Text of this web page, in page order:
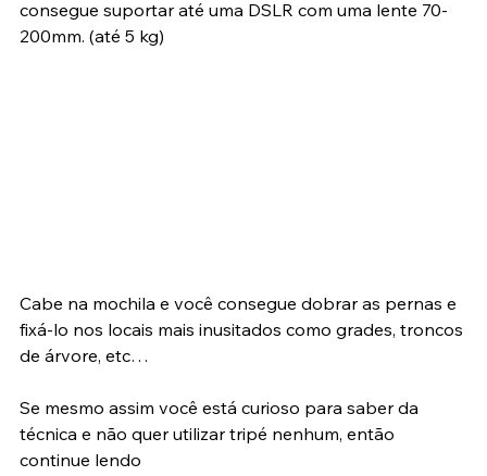
ainda tem um cabeça tipo ballhead esférica que
consegue suportar até uma DSLR com uma lente 70-
Cabe na mochila e você consegue dobrar as pernas e
fixá-lo nos locais mais inusitados como grades, troncos
Se mesmo assim você está curioso para saber da
técnica e não quer utilizar tripé nenhum, então